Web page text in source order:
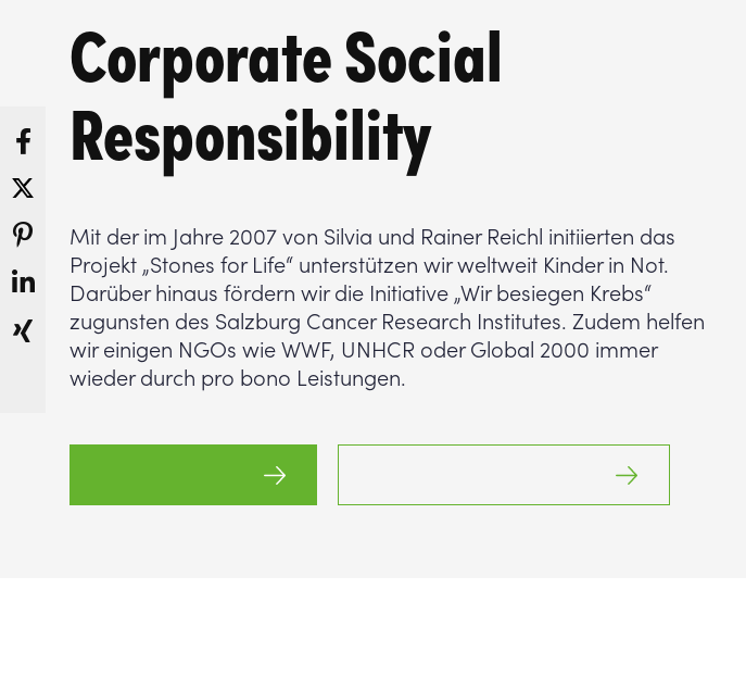
Corporate Social
Responsibility
Mit der im Jahre 2007 von Silvia und Rainer Reichl initiierten das
Projekt „Stones for Life“ unterstützen wir weltweit Kinder in Not.
Darüber hinaus fördern wir die Initiative „Wir besiegen Krebs“
zugunsten des Salzburg Cancer Research Institutes. Zudem helfen
wir einigen NGOs wie WWF, UNHCR oder Global 2000 immer
wieder durch pro bono Leistungen.